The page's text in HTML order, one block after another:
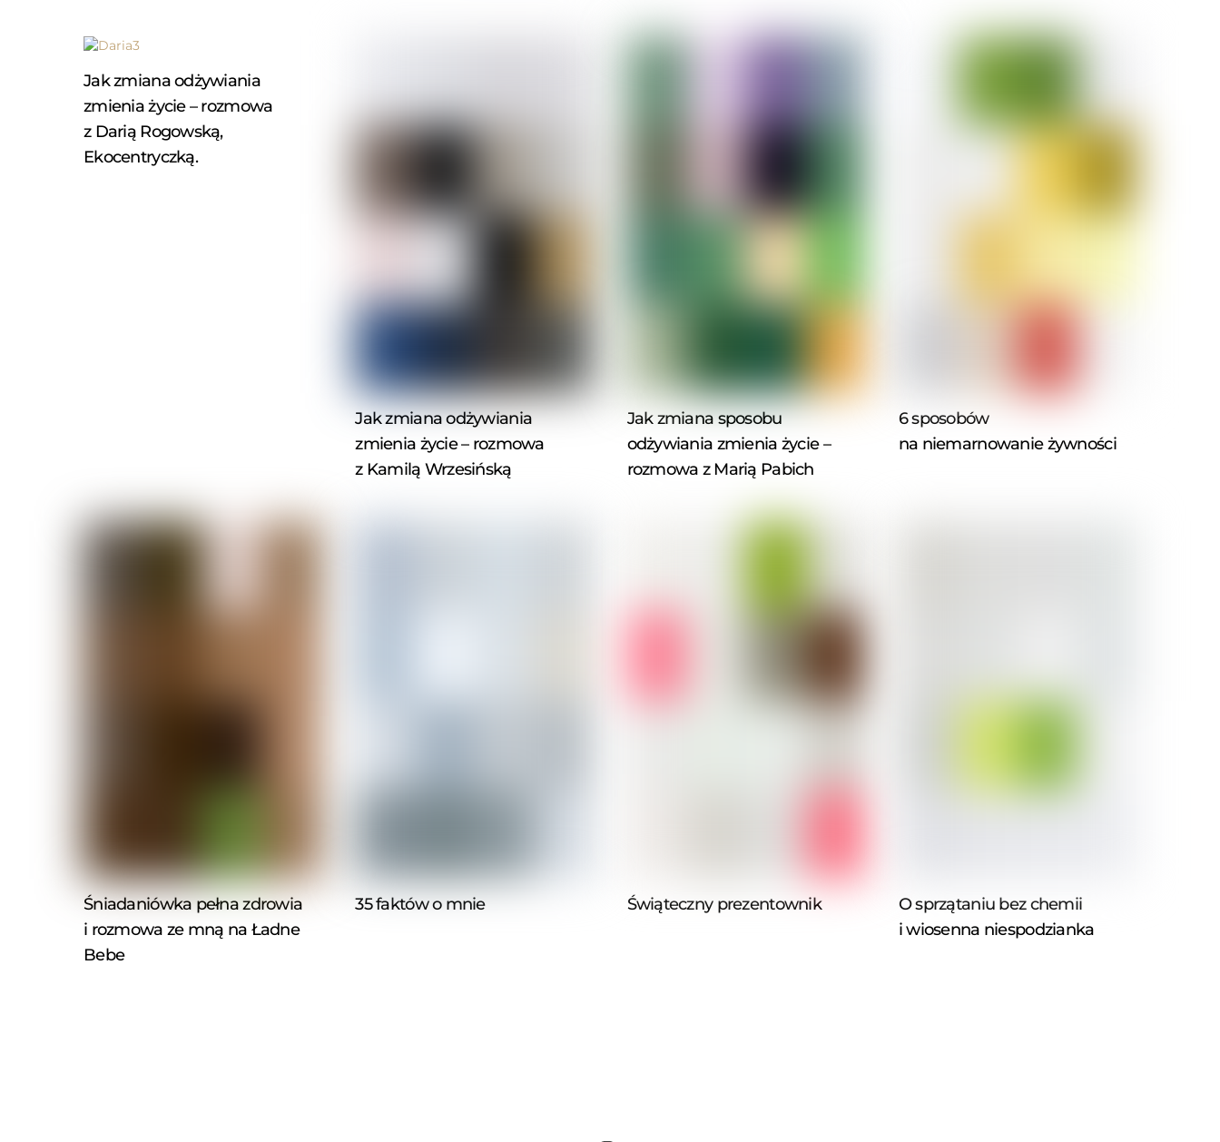
Jak zmiana odżywiania
zmienia życie – rozmowa
z Darią Rogowską,
Ekocentryczką.
Jak zmiana odżywiania
zmienia życie – rozmowa
z Kamilą Wrzesińską
Jak zmiana sposobu
odżywiania zmienia życie –
rozmowa z Marią Pabich
6 sposobów
na niemarnowanie żywności
Śniadaniówka pełna zdrowia
i rozmowa ze mną na Ładne
Bebe
35 faktów o mnie Świąteczny prezentownik
O sprzątaniu bez chemii
i wiosenna niespodzianka